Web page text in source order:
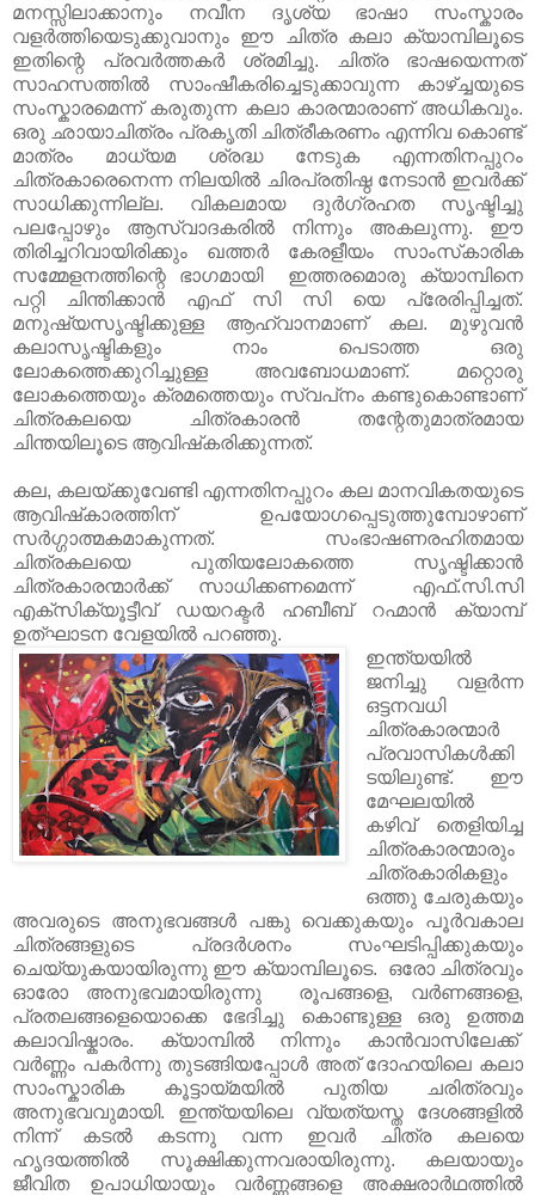
മനസ്സിലാക്കാനും നവീന ദൃശ്യ ഭാഷാ സംസ്കാരം
വളർത്തിയെടുക്കുവാനും ഈ ചിത്ര കലാ ക്യാമ്പിലൂടെ
ഇതിന്റെ പ്രവർത്തകർ ശ്രമിച്ചു. ചിത്ര ഭാഷയെന്നത്
സാഹസത്തിൽ സാംഷീകരിച്ചെടുക്കാവുന്ന കാഴ്ച്ചയുടെ
സംസ്കാരമെന്ന് കരുതുന്ന കലാ കാരന്മാരാണ് അധികവും.
ഒരു ഛായാചിത്രം പ്രകൃതി ചിത്രീകരണം എന്നിവ കൊണ്ട്
മാത്രം മാധ്യമ ശ്രദ്ധ നേടുക എന്നതിനപ്പുറം
ചിത്രകാരെനെന്ന നിലയിൽ ചിരപ്രതിഷ്ഠ നേടാൻ ഇവർക്ക്
സാധിക്കുന്നില്ല. വികലമായ ദുർഗ്രഹത സൃഷ്ടിച്ചു
പലപ്പോഴും ആസ്വാദകരിൽ നിന്നും അകലുന്നു. ഈ
തിരിച്ചറിവായിരിക്കും ഖത്തര്‍ കേരളീയം സാംസ്‌കാരിക
സമ്മേളനത്തിന്റെ ഭാഗമായി ഇത്തരമൊരു ക്യാമ്പിനെ
പറ്റി ചിന്തിക്കാൻ എഫ് സി സി യെ പ്രേരിപ്പിച്ചത്.
മനുഷ്യസൃഷ്ടിക്കുള്ള ആഹ്വാനമാണ് കല. മുഴുവന്‍
കലാസൃഷ്ടികളും നാം പെടാത്ത ഒരു
ലോകത്തെക്കുറിച്ചുള്ള അവബോധമാണ്. മറ്റൊരു
ലോകത്തെയും ക്രമത്തെയും സ്വപ്‌നം കണ്ടുകൊണ്ടാണ്
ചിത്രകലയെ ചിത്രകാരന്‍ തന്റേതുമാത്രമായ
ചിന്തയിലൂടെ ആവിഷ്‌കരിക്കുന്നത്.
കല, കലയ്ക്കുവേണ്ടി എന്നതിനപ്പുറം കല മാനവികതയുടെ
ആവിഷ്‌കാരത്തിന് ഉപയോഗപ്പെടുത്തുമ്പോഴാണ്
സര്‍ഗ്ഗാത്മകമാകുന്നത്. സംഭാഷണരഹിതമായ
ചിത്രകലയെ പുതിയലോകത്തെ സൃഷ്ടിക്കാന്‍
ചിത്രകാരന്മാര്‍ക്ക് സാധിക്കണമെന്ന് എഫ്.സി.സി
എക്‌സിക്യൂട്ടീവ് ഡയറക്ടര്‍ ഹബീബ് റഹ്മാന്‍ ക്യാമ്പ്
ഉത്ഘാടന വേളയിൽ പറഞ്ഞു.
ഇന്ത്യയിൽ
ജനിച്ചു വളർന്ന
ഒട്ടനവധി
ചിത്രകാരന്മാർ
പ്രവാസികൾക്കി
ടയിലുണ്ട്. ഈ
മേഘലയിൽ
കഴിവ് തെളിയിച്ച
ചിത്രകാരന്മാരും
ചിത്രകാരികളും
ഒത്തു ചേരുകയും
അവരുടെ അനുഭവങ്ങൾ പങ്കു വെക്കുകയും പൂർവകാല
ചിത്രങ്ങളുടെ പ്രദർശനം സംഘടിപ്പിക്കുകയും
ചെയ്യുകയായിരുന്നു ഈ ക്യാമ്പിലൂടെ. ഒരോ ചിത്രവും
ഓരോ അനുഭവമായിരുന്നു രൂപങ്ങളെ, വര്‍ണങ്ങളെ,
പ്രതലങ്ങളെയൊക്കെ ഭേദിച്ചു കൊണ്ടുള്ള ഒരു ഉത്തമ
കലാവിഷ്കാരം. ക്യാമ്പിൽ നിന്നും കാൻവാസിലേക്ക്
വർണ്ണം പകർന്നു തുടങ്ങിയപ്പോൾ അത് ദോഹയിലെ കലാ
സാംസ്കാരിക കൂട്ടായ്മയിൽ പുതിയ ചരിത്രവും
അനുഭവവുമായി. ഇന്ത്യയിലെ വ്യത്യസ്ത ദേശങ്ങളിൽ
നിന്ന് കടൽ കടന്നു വന്ന ഇവർ ചിത്ര കലയെ
ഹൃദയത്തിൽ സൂക്ഷിക്കുന്നവരായിരുന്നു. കലയായും
ജീവിത ഉപാധിയായും വർണ്ണങ്ങളെ അക്ഷരാർഥത്തിൽ